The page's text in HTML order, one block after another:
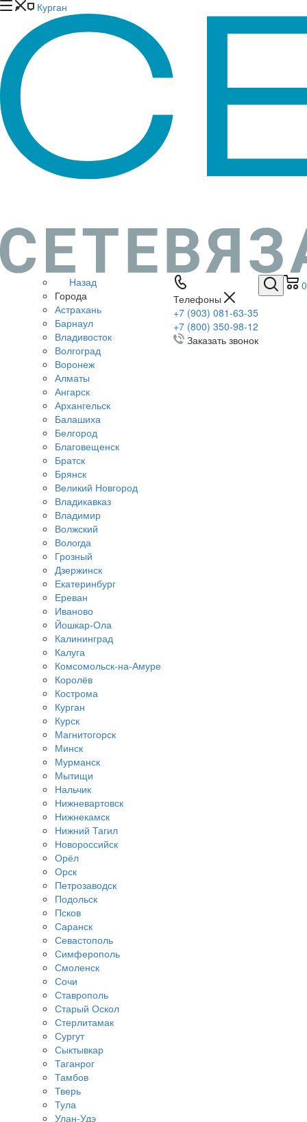
0
Телефоны
+7 (903) 081-63-35
+7 (800) 350-98-12
Заказать звонок
Курган
Назад
Города
Астрахань
Барнаул
Владивосток
Волгоград
Воронеж
Алматы
Ангарск
Архангельск
Балашиха
Белгород
Благовещенск
Братск
Брянск
Великий Новгород
Владикавказ
Владимир
Волжский
Вологда
Грозный
Дзержинск
Екатеринбург
Ереван
Иваново
Йошкар-Ола
Калининград
Калуга
Комсомольск-на-Амуре
Королёв
Кострома
Курган
Курск
Магнитогорск
Минск
Мурманск
Мытищи
Нальчик
Нижневартовск
Нижнекамск
Нижний Тагил
Новороссийск
Орёл
Орск
Петрозаводск
Подольск
Псков
Саранск
Севастополь
Симферополь
Смоленск
Сочи
Ставрополь
Старый Оскол
Стерлитамак
Сургут
Сыктывкар
Таганрог
Тамбов
Тверь
Тула
Улан-Удэ